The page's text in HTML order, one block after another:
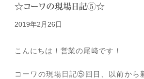
☆コーワの現場日記⑤☆
2019年2月26日
こんにちは！営業の尾﨑です！
コーワの現場日記⑤回目、以前から